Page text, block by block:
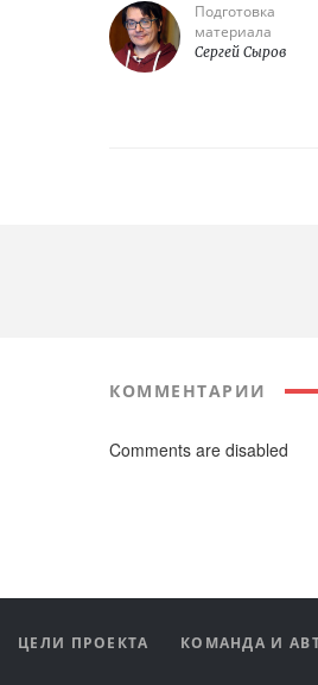
Подготовка
материала
Сергей Сыров
КОММЕНТАРИИ
Comments are disabled
ЦЕЛИ ПРОЕКТА КОМАНДА И